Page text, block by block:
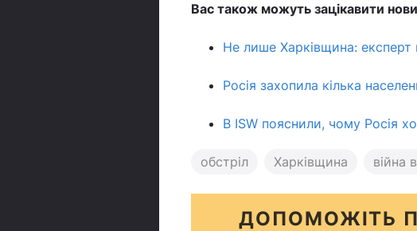
Вас також можуть зацікавити
Не лише Харківщина:
Росія захопила кілька
В ISW пояснили, чому Росія
обстріл Харківщина війна
ДОПОМОЖІТЬ